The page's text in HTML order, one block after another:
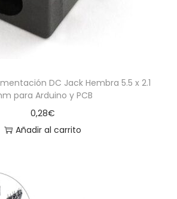
DC Jack Hembra 5.5 x 2.1
para Arduino y PCB
0,28€
Añadir al carrito